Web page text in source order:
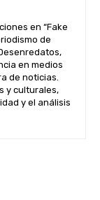
en “Fake
de
en medios
de noticias.
y culturales,
y el análisis